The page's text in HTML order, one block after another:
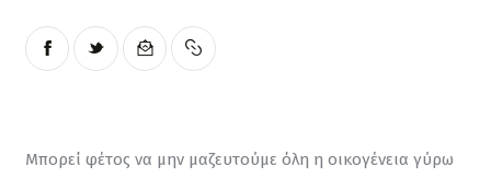
Μπορεί φέτος να μην μαζευτούμε όλη η οικογένεια γύρω